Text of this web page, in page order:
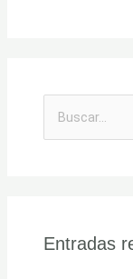
rEntradas